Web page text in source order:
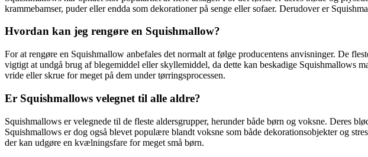
krammebamser, puder eller endda som dekorationer på senge eller sofaer. Derudover er
Hvordan kan jeg rengøre en Squishmallow?
For at rengøre en Squishmallow anbefales det normalt at følge producentens anvisninger. De
vigtigt at undgå brug af blegemiddel eller skyllemiddel, da dette kan beskadige Squishmallows
vride eller skrue for meget på dem under tørringsprocessen.
Er Squishmallows velegnet til alle aldre?
Squishmallows er velegnede til de fleste aldersgrupper, herunder både børn og voksne. Deres
Squishmallows er dog også blevet populære blandt voksne som både dekorationsobjekter og
der kan udgøre en kvælningsfare for meget små børn.